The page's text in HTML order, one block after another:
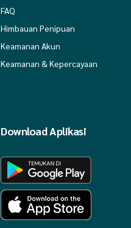
FAQ
Himbauan Penipuan
Keamanan Akun
Keamanan & Kepercayaan
Download Aplikasi